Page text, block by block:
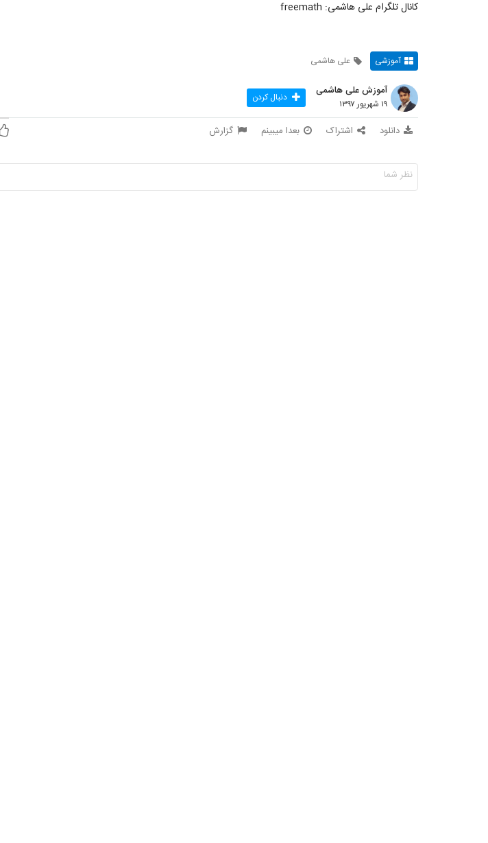
کانال تلگرام علی هاشمی: freemath
آموزشی علی هاشمی
آموزش علی هاشمی
۱۹ شهریور ۱۳۹۷ دنبال کردن
دانلود اشتراک بعدا میبینم گزارش